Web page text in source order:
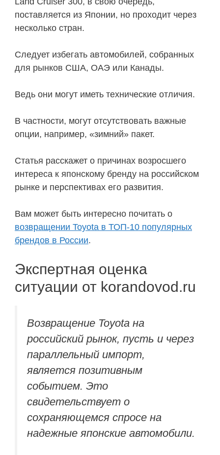
поставляется из Японии, но проходит через
несколько стран.
Следует избегать автомобилей, собранных
для рынков США, ОАЭ или Канады.
Ведь они могут иметь технические отличия.
В частности, могут отсутствовать важные
опции, например, «зимний» пакет.
Статья расскажет о причинах возросшего
интереса к японскому бренду на российском
рынке и перспективах его развития.
Вам может быть интересно почитать о
возвращении Toyota в ТОП-10 популярных
брендов в России.
Экспертная оценка
ситуации от korandovod.ru
Возвращение Toyota на
российский рынок, пусть и через
параллельный импорт,
является позитивным
событием. Это
свидетельствует о
сохраняющемся спросе на
надежные японские автомобили.